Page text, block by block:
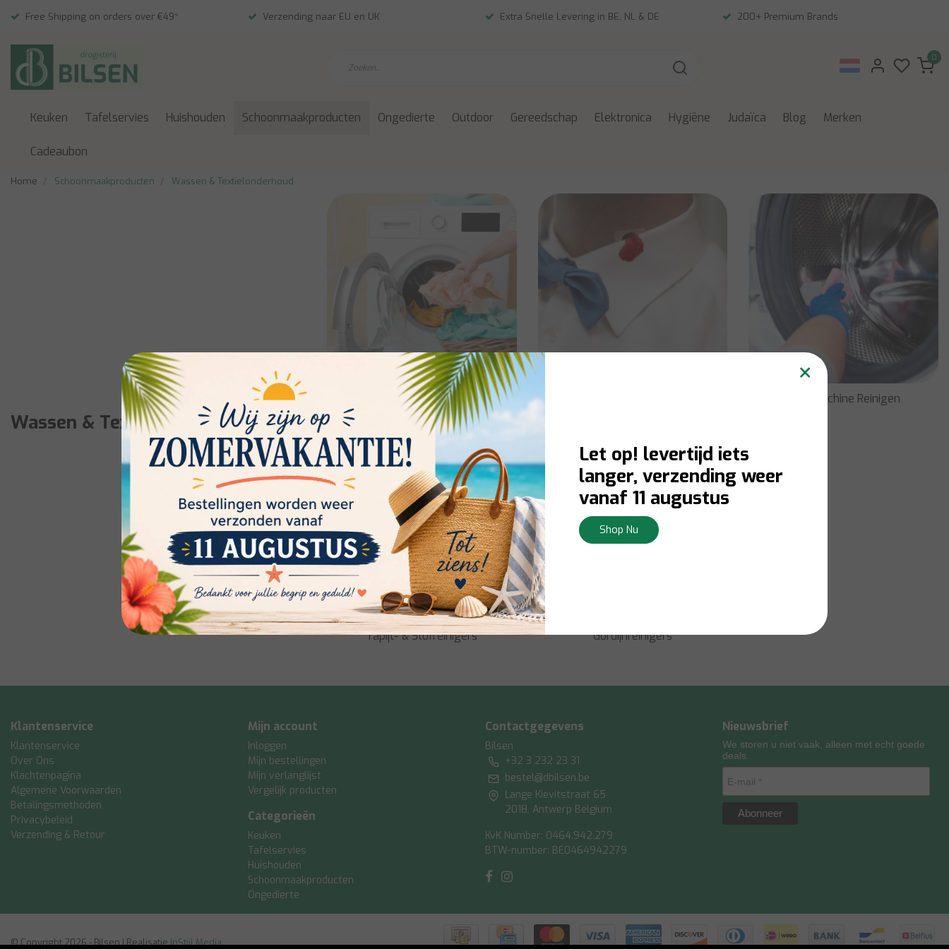
Free Shipping on orders over €49* Verzending naar EU en UK Extra Snelle Levering in BE, NL & DE 200+ Premium Brands
0
Keuken Tafelservies Huishouden Schoonmaakproducten Ongedierte Outdoor Gereedschap Elektronica Hygiëne Judaïca Blog Merken
Cadeaubon
Home Schoonmaakproducten Wassen & Textielonderhoud
Wassen & Textielonderhoud
Wasmiddelen & Wasverzachters Wasmachine Reinigen
Tapijt- & Stofreinigers Gordijnreinigers
Klantenservice
Klantenservice
Over Ons
Klachtenpagina
Algemene Voorwaarden
Betalingsmethoden
Privacybeleid
Verzending & Retour
Mijn account
Inloggen
Mijn bestellingen
Mijn verlanglijst
Vergelijk producten
Categorieën
Keuken
Tafelservies
Huishouden
Schoonmaakproducten
Ongedierte
Contactgegevens
Bilsen
+32 3 232 23 31
bestel@dbilsen.be
Lange Kievitstraat 65
2018, Antwerp Belgium
KvK Number: 0464.942.279
BTW-number: BE0464942279
Nieuwsbrief
We storen u niet vaak, alleen met echt goede
deals.
© Copyright 2026 - Bilsen | RealisatieInStijl Media
×
Let op! levertijd iets
langer, verzending weer
vanaf 11 augustus
Shop Nu